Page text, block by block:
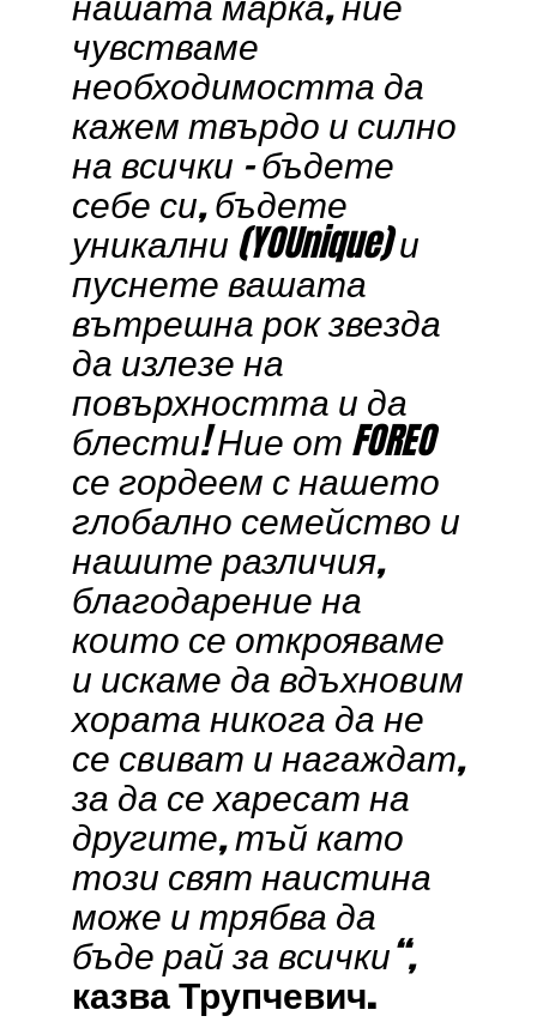
чувстваме
необходимостта да
кажем твърдо и силно
на всички – бъдете
себе си, бъдете
уникални (YOUnique) и
пуснете вашата
вътрешна рок звезда
да излезе на
повърхността и да
блести! Ние от FOREO
се гордеем с нашето
глобално семейство и
нашите различия,
благодарение на
които се открояваме
и искаме да вдъхновим
хората никога да не
се свиват и нагаждат,
за да се харесат на
другите, тъй като
този свят наистина
може и трябва да
бъде рай за всички“,
казва Трупчевич.